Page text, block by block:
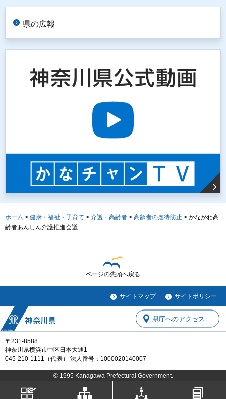
県の広報
ホーム > 健康・福祉・子育て > 介護・高齢者 > 高齢者の虐待防止 > かながわ高
齢者あんしん介護推進会議
ページの先頭へ戻る
サイトマップ サイトポリシー
〒231-8588
神奈川県横浜市中区日本大通1
045-210-1111（代表） 法人番号：1000020140007
県庁へのアクセス
© 1995 Kanagawa Prefectural Government.